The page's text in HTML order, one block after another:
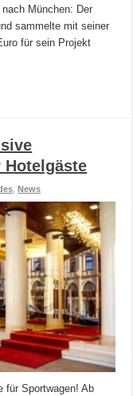
München: Der
sammelte mit seiner
für sein Projekt
Hotelgäste
,News
für Sportwagen! Ab